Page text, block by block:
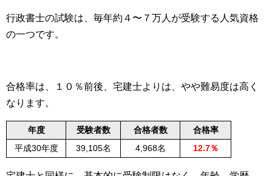
行政書士の試験は、毎年約４〜７万人が受験する人気資格
の一つです。
合格率は、１０％前後、宅建士よりは、やや難易度は高く
なります。
年度 受験者数 合格者数
合格率
平成30年度
39,105名 4,968名 12.7％